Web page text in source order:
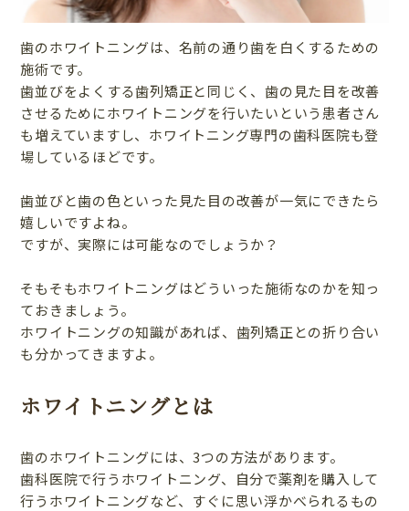
歯のホワイトニングは、名前の通り歯を白くするための
施術です。
歯並びをよくする歯列矯正と同じく、歯の見た目を改善
させるためにホワイトニングを行いたいという患者さん
も増えていますし、ホワイトニング専門の歯科医院も登
場しているほどです。
歯並びと歯の色といった見た目の改善が一気にできたら
嬉しいですよね。
ですが、実際には可能なのでしょうか？
そもそもホワイトニングはどういった施術なのかを知っ
ておきましょう。
ホワイトニングの知識があれば、歯列矯正との折り合い
も分かってきますよ。
ホワイトニングとは
歯のホワイトニングには、3つの方法があります。
歯科医院で行うホワイトニング、自分で薬剤を購入して
行うホワイトニングなど、すぐに思い浮かべられるもの